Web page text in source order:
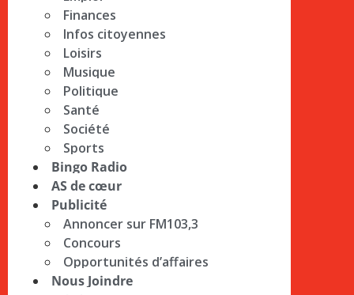
Finances
Infos citoyennes
Loisirs
Musique
Politique
Santé
Société
Sports
Bingo Radio
AS de cœur
Publicité
Annoncer sur FM103,3
Concours
Opportunités d’affaires
Nous Joindre